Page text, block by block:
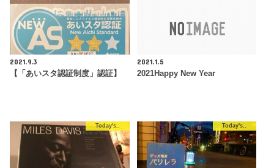
2021.9.3
【「あいスタ認証制度」認証】
2021.1.5
2021Happy New Year
Today's.. Today's..